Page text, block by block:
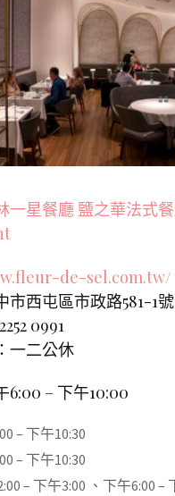
一星餐廳 鹽之華法式
de-sel.com.tw/
市西屯區市政路581-1號
0991
一二公休
6:00 – 下午10:00
– 下午10:30
– 下午10:30
– 下午3:00 、下午6:00 –